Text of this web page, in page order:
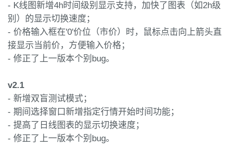
- K线图新增4h时间级别显示支持，加快了图表（如2h级
别）的显示切换速度；
- 价格输入框在'0'价位（市价）时，鼠标点击向上箭头直
接显示当前价，方便输入价格；
- 修正了上一版本个别bug。
v2.1
- 新增双盲测试模式；
- 期间选择窗口新增指定行情开始时间功能；
- 提高了日线图表的显示切换速度；
- 修正了上一版本个别bug。